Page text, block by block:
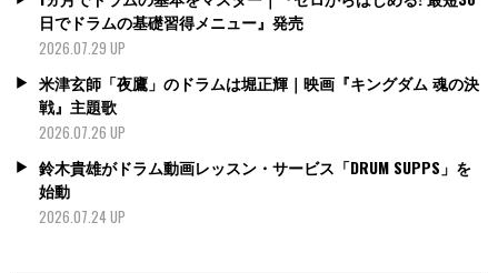
日でドラムの基礎習得メニュー』発売
2026.07.29 UP
米津玄師「夜鷹」のドラムは堀正輝｜映画『キングダム 魂の決
戦』主題歌
2026.07.26 UP
鈴木貴雄がドラム動画レッスン・サービス「DRUM SUPPS」を
始動
2026.07.24 UP